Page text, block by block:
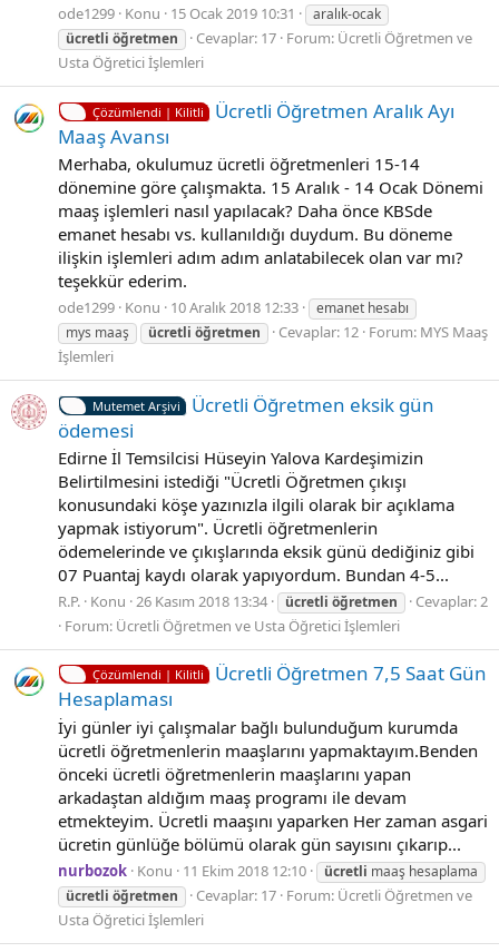
ode1299 Konu 15 Ocak 2019 10:31
aralık-ocak
ücretli öğretmen Cevaplar: 17 Forum: Ücretli Öğretmen ve
Usta Öğretici İşlemleri
Çözümlendi | Kilitli
Ücretli Öğretmen Aralık Ayı
Maaş Avansı
Merhaba, okulumuz ücretli öğretmenleri 15-14
dönemine göre çalışmakta. 15 Aralık - 14 Ocak Dönemi
maaş işlemleri nasıl yapılacak? Daha önce KBSde
emanet hesabı vs. kullanıldığı duydum. Bu döneme
ilişkin işlemleri adım adım anlatabilecek olan var mı?
teşekkür ederim.
ode1299 Konu 10 Aralık 2018 12:33
emanet hesabı
mys maaş
ücretli öğretmen Cevaplar: 12 Forum: MYS Maaş
İşlemleri
Mutemet Arşivi
Ücretli Öğretmen eksik gün
ödemesi
Edirne İl Temsilcisi Hüseyin Yalova Kardeşimizin
Belirtilmesini istediği "Ücretli Öğretmen çıkışı
konusundaki köşe yazınızla ilgili olarak bir açıklama
yapmak istiyorum". Ücretli öğretmenlerin
ödemelerinde ve çıkışlarında eksik günü dediğiniz gibi
07 Puantaj kaydı olarak yapıyordum. Bundan 4-5...
R.P. Konu 26 Kasım 2018 13:34 ücretli öğretmen
Cevaplar: 2
Forum: Ücretli Öğretmen ve Usta Öğretici İşlemleri
Çözümlendi | Kilitli
Ücretli Öğretmen 7,5 Saat Gün
Hesaplaması
İyi günler iyi çalışmalar bağlı bulunduğum kurumda
ücretli öğretmenlerin maaşlarını yapmaktayım.Benden
önceki ücretli öğretmenlerin maaşlarını yapan
arkadaştan aldığım maaş programı ile devam
etmekteyim. Ücretli maaşını yaparken Her zaman asgari
ücretin günlüğe bölümü olarak gün sayısını çıkarıp...
nurbozok Konu 11 Ekim 2018 12:10 ücretli maaş hesaplama
ücretli öğretmen Cevaplar: 17 Forum: Ücretli Öğretmen ve
Usta Öğretici İşlemleri